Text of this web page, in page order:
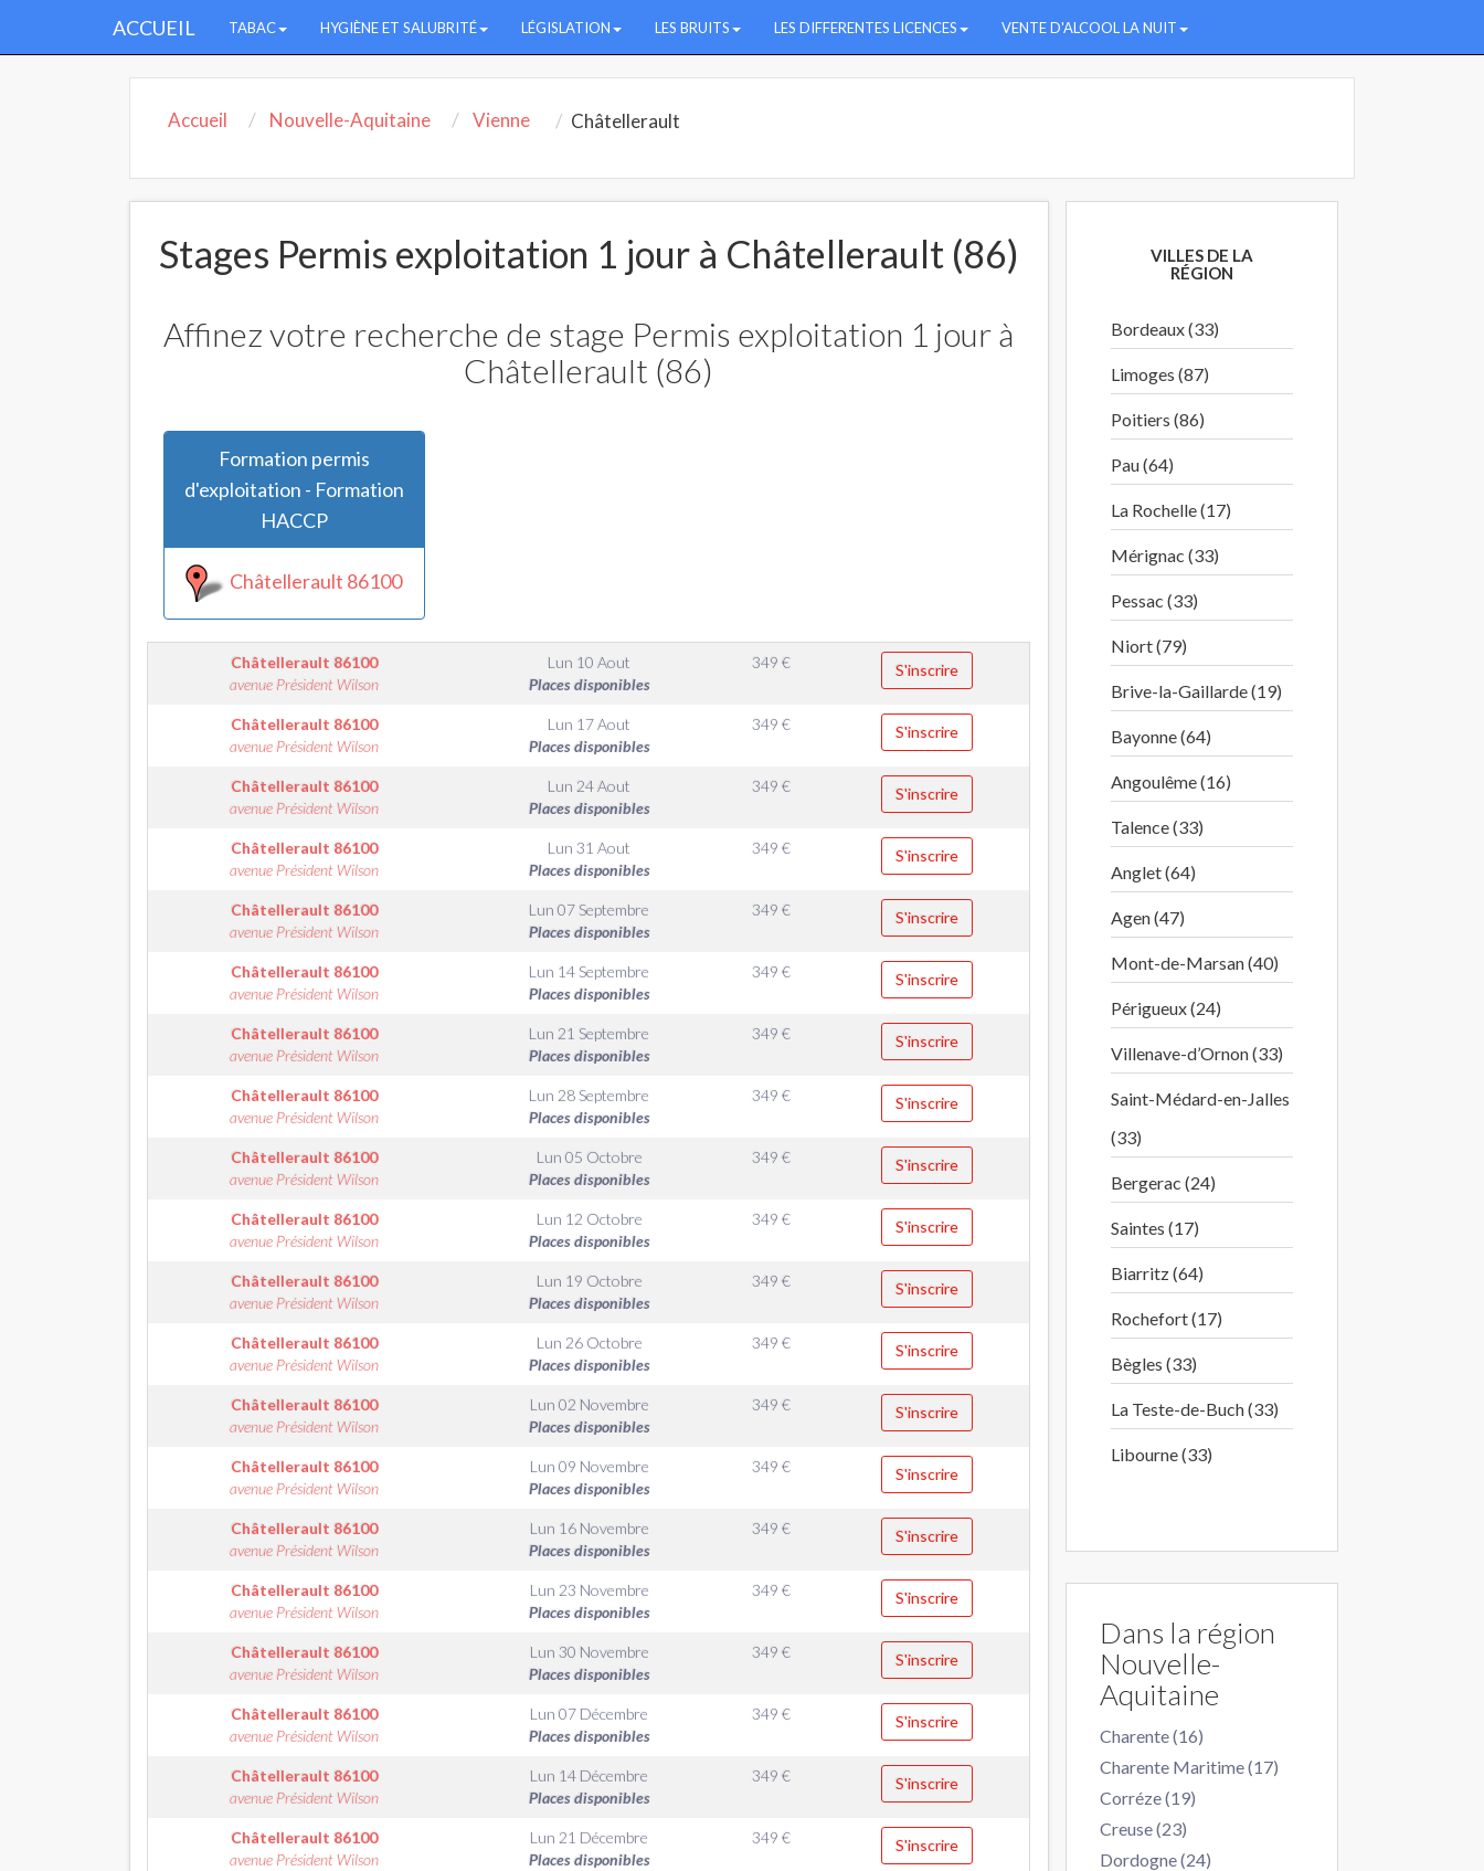
ACCUEIL TABAC HYGIÈNE ET SALUBRITÉ LÉGISLATION LES BRUITS LES DIFFERENTES LICENCES VENTE D'ALCOOL LA NUIT
Accueil Nouvelle-Aquitaine Vienne Châtellerault
Stages Permis exploitation 1 jour à Châtellerault (86)
Affinez votre recherche de stage Permis exploitation 1 jour à
Châtellerault (86)
Formation permis
d'exploitation - Formation
HACCP
Châtellerault 86100
Châtellerault 86100
avenue Président Wilson
Lun 10 Aout
Places disponibles
349€ S'inscrire
Châtellerault 86100
avenue Président Wilson
Lun 17 Aout
Places disponibles
349€ S'inscrire
Châtellerault 86100
avenue Président Wilson
Lun 24 Aout
Places disponibles
349€ S'inscrire
Châtellerault 86100
avenue Président Wilson
Lun 31 Aout
Places disponibles
349€ S'inscrire
Châtellerault 86100
avenue Président Wilson
Lun 07 Septembre
Places disponibles
349€ S'inscrire
Châtellerault 86100
avenue Président Wilson
Lun 14 Septembre
Places disponibles
349€ S'inscrire
Châtellerault 86100
avenue Président Wilson
Lun 21 Septembre
Places disponibles
349€ S'inscrire
Châtellerault 86100
avenue Président Wilson
Lun 28 Septembre
Places disponibles
349€ S'inscrire
Châtellerault 86100
avenue Président Wilson
Lun 05 Octobre
Places disponibles
349€ S'inscrire
Châtellerault 86100
avenue Président Wilson
Lun 12 Octobre
Places disponibles
349€ S'inscrire
Châtellerault 86100
avenue Président Wilson
Lun 19 Octobre
Places disponibles
349€ S'inscrire
Châtellerault 86100
avenue Président Wilson
Lun 26 Octobre
Places disponibles
349€ S'inscrire
Châtellerault 86100
avenue Président Wilson
Lun 02 Novembre
Places disponibles
349€ S'inscrire
Châtellerault 86100
avenue Président Wilson
Lun 09 Novembre
Places disponibles
349€ S'inscrire
Châtellerault 86100
avenue Président Wilson
Lun 16 Novembre
Places disponibles
349€ S'inscrire
Châtellerault 86100
avenue Président Wilson
Lun 23 Novembre
Places disponibles
349€ S'inscrire
Châtellerault 86100
avenue Président Wilson
Lun 30 Novembre
Places disponibles
349€ S'inscrire
Châtellerault 86100
avenue Président Wilson
Lun 07 Décembre
Places disponibles
349€ S'inscrire
Châtellerault 86100
avenue Président Wilson
Lun 14 Décembre
Places disponibles
349€ S'inscrire
Châtellerault 86100
avenue Président Wilson
Lun 21 Décembre
Places disponibles
349€ S'inscrire
VILLES DE LA
RÉGION
Bordeaux (33)
Limoges (87)
Poitiers (86)
Pau (64)
La Rochelle (17)
Mérignac (33)
Pessac (33)
Niort (79)
Brive-la-Gaillarde (19)
Bayonne (64)
Angoulême (16)
Talence (33)
Anglet (64)
Agen (47)
Mont-de-Marsan (40)
Périgueux (24)
Villenave-d’Ornon (33)
Saint-Médard-en-Jalles
(33)
Bergerac (24)
Saintes (17)
Biarritz (64)
Rochefort (17)
Bègles (33)
La Teste-de-Buch (33)
Libourne (33)
Dans la région
Nouvelle-
Aquitaine
Charente (16)
Charente Maritime (17)
Corréze (19)
Creuse (23)
Dordogne (24)